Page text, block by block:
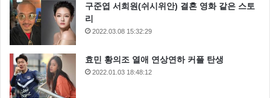
3대 2로 이남용이 애로지원금을 받아 갔습니다.
방송후 허윤아는 “거의 몰표나 다름없는 분위기더라”며
웃음을 보였는데요
구준엽 서희원(쉬시위안) 결혼 영화 같은 스토
리
2022.03.08 15:32:29
효민 황의조 열애 연상연하 커플 탄생
2022.01.03 18:48:12